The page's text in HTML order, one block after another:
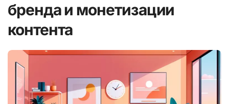
бренда и монетизации
контента